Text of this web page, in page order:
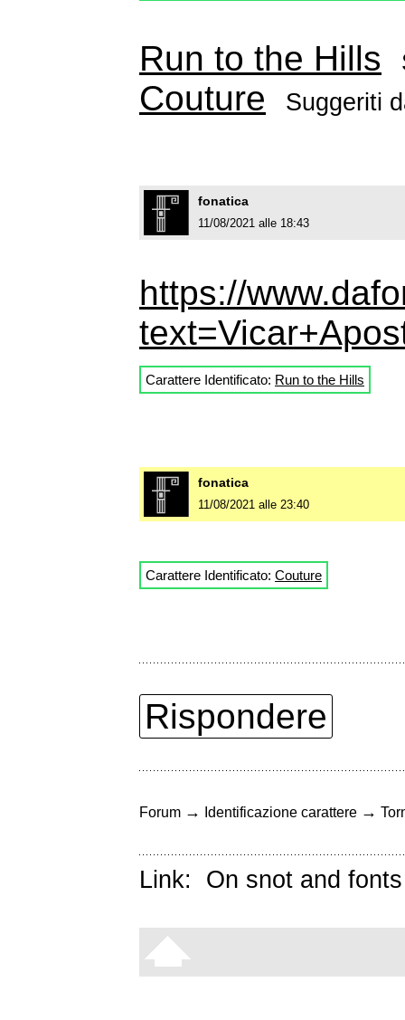
Run to the Hills
Couture Suggeriti
fonatica
11/08/2021 alle 18:43
https://
Carattere Identificato: Run to the Hills
fonatica
11/08/2021 alle 23:40
Carattere Identificato: Couture
Rispondere
Forum → Identificazione carattere →
Link: On snot and fonts